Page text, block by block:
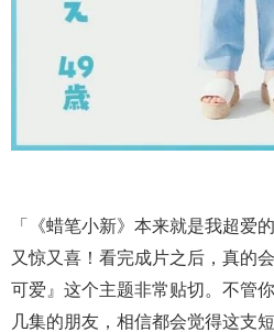
「《蜡笔小新》本来就是我超爱
又惊又喜！看完成片之后，真的
可爱』这个主题非常贴切。不管
几集的朋友，相信都会觉得这支